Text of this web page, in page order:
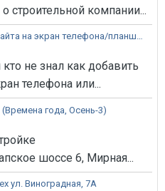
строительной компании...
Как добавить иконку сайта на экран телефона/планшета
не знал как добавить
телефона или...
года, Осень-3)
шоссе 6, Мирная...
ул. Виноградная, 7А